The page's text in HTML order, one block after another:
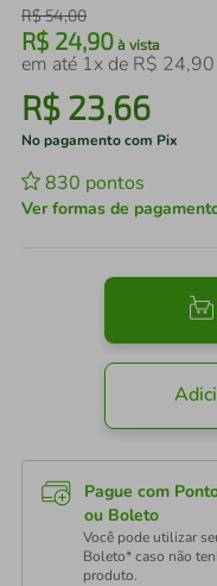
R$54,00
R$ 24,90 à vista
em até 1x de R$ 24,90
R$ 23,66
No pagamento com Pix
830 pontos
Ver formas de
Pague com
ou Boleto
Você pode utilizar
Boleto* caso não
produto.